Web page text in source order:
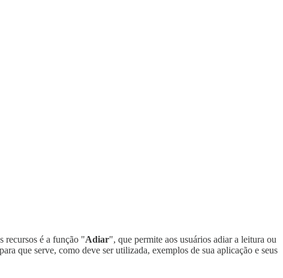
recursos é a função "Adiar", que permite aos usuários adiar a leitura ou
que serve, como deve ser utilizada, exemplos de sua aplicação e seus